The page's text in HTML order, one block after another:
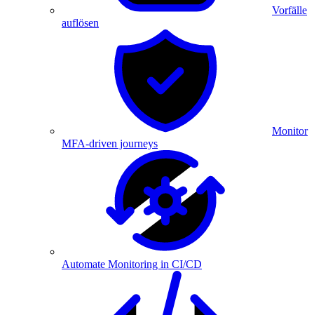
Vorfälle
auflösen
Monitor
MFA-driven journeys
Automate Monitoring in CI/CD